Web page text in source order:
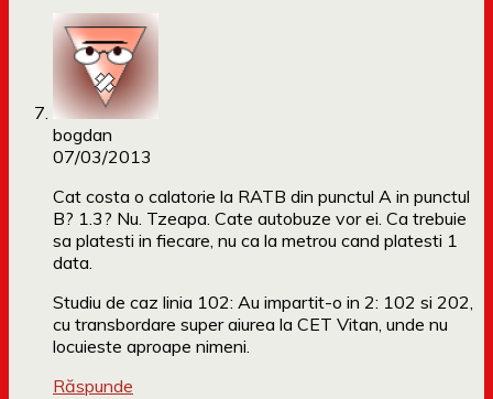
bogdan
07/03/2013
Cat costa o calatorie la RATB din punctul A in punctul
B? 1.3? Nu. Tzeapa. Cate autobuze vor ei. Ca trebuie
sa platesti in fiecare, nu ca la metrou cand platesti 1
data.
Studiu de caz linia 102: Au impartit-o in 2: 102 si 202,
cu transbordare super aiurea la CET Vitan, unde nu
locuieste aproape nimeni.
Răspunde